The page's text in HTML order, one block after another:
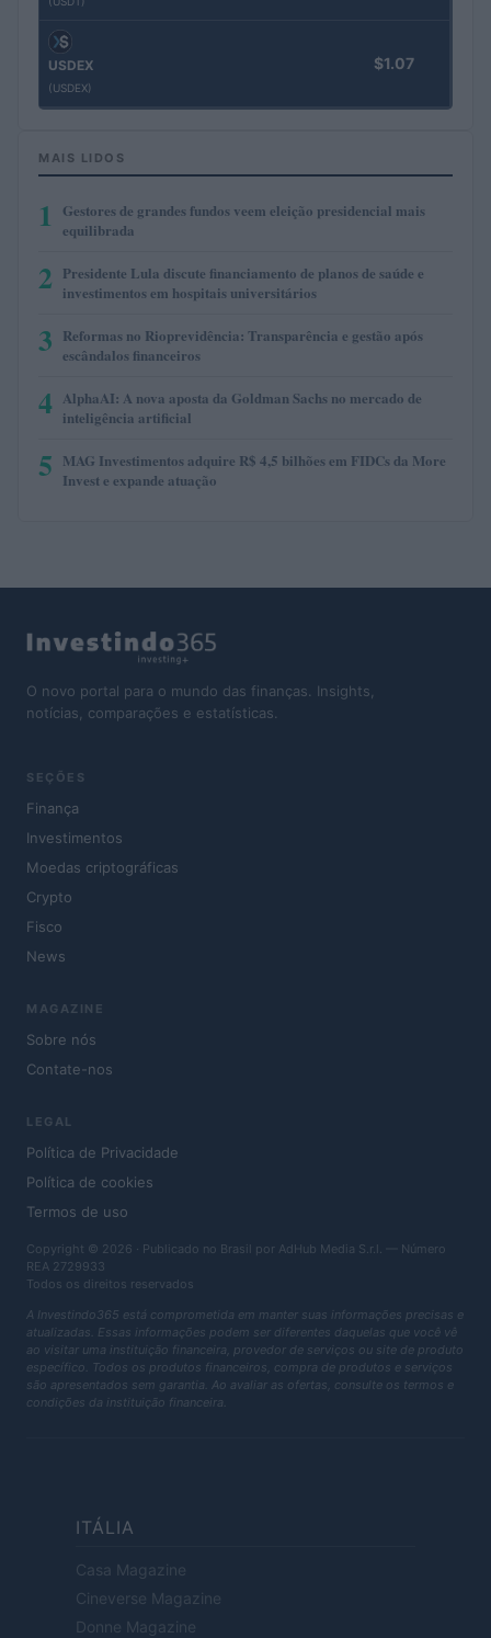
USDEX
(USDEX)
$1.07
MAIS LIDOS
1
Gestores de grandes fundos veem eleição presidencial mais
equilibrada
2 Presidente Lula discute financiamento de planos de saúde e
investimentos em hospitais universitários
3 Reformas no Rioprevidência: Transparência e gestão após
escândalos financeiros
4 AlphaAI: A nova aposta da Goldman Sachs no mercado de
inteligência artificial
5 MAG Investimentos adquire R$ 4,5 bilhões em FIDCs da More
Invest e expande atuação
O novo portal para o mundo das finanças. Insights,
notícias, comparações e estatísticas.
SEÇÕES
Finança
Investimentos
Moedas criptográficas
Crypto
Fisco
News
MAGAZINE
Sobre nós
Contate-nos
LEGAL
Política de Privacidade
Política de cookies
Termos de uso
Copyright © 2026 · Publicado no Brasil por AdHub Media S.r.l. — Número
REA 2729933
Todos os direitos reservados
A Investindo365 está comprometida em manter suas informações precisas e
atualizadas. Essas informações podem ser diferentes daquelas que você vê
ao visitar uma instituição financeira, provedor de serviços ou site de produto
específico. Todos os produtos financeiros, compra de produtos e serviços
são apresentados sem garantia. Ao avaliar as ofertas, consulte os termos e
condições da instituição financeira.
ITÁLIA
Casa Magazine
Cineverse Magazine
Donne Magazine